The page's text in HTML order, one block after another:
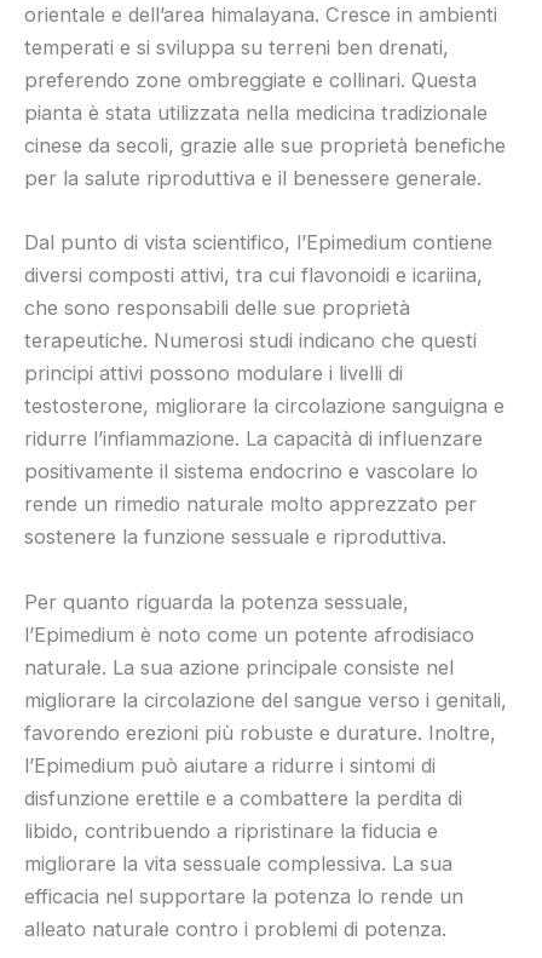
orientale e dell’area himalayana. Cresce in ambienti
temperati e si sviluppa su terreni ben drenati,
preferendo zone ombreggiate e collinari. Questa
pianta è stata utilizzata nella medicina tradizionale
cinese da secoli, grazie alle sue proprietà benefiche
per la salute riproduttiva e il benessere generale.
Dal punto di vista scientifico, l’Epimedium contiene
diversi composti attivi, tra cui flavonoidi e icariina,
che sono responsabili delle sue proprietà
terapeutiche. Numerosi studi indicano che questi
principi attivi possono modulare i livelli di
testosterone, migliorare la circolazione sanguigna e
ridurre l’infiammazione. La capacità di influenzare
positivamente il sistema endocrino e vascolare lo
rende un rimedio naturale molto apprezzato per
sostenere la funzione sessuale e riproduttiva.
Per quanto riguarda la potenza sessuale,
l’Epimedium è noto come un potente afrodisiaco
naturale. La sua azione principale consiste nel
migliorare la circolazione del sangue verso i genitali,
favorendo erezioni più robuste e durature. Inoltre,
l’Epimedium può aiutare a ridurre i sintomi di
disfunzione erettile e a combattere la perdita di
libido, contribuendo a ripristinare la fiducia e
migliorare la vita sessuale complessiva. La sua
efficacia nel supportare la potenza lo rende un
alleato naturale contro i problemi di potenza.